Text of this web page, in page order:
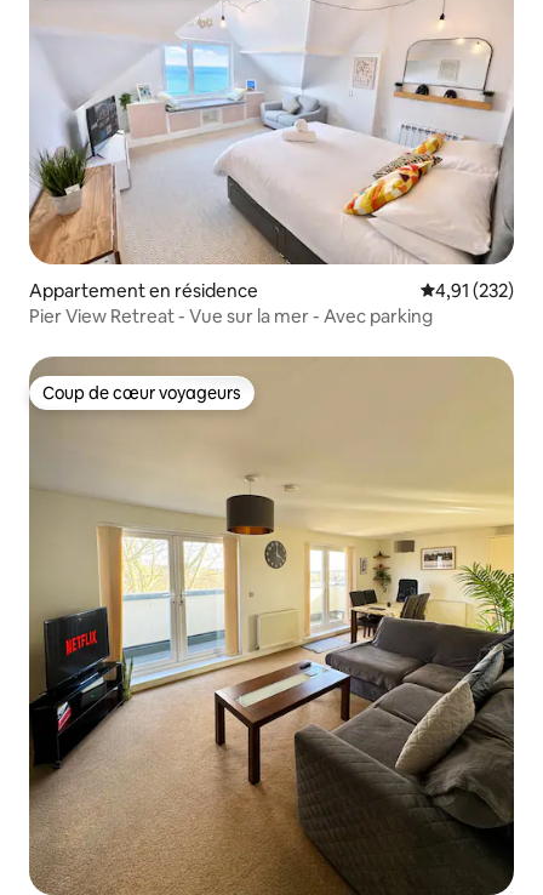
Appartement en résidence Évaluation
4,91 (232)
Pier View Retreat - Vue sur la mer - Avec parking
Coup de cœur voyageurs
Coup de cœur voyageurs